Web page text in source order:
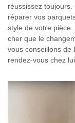
réussissez toujours.
réparer vos
style de votre
cher que le
vous conseillons de
rendez-vous chez